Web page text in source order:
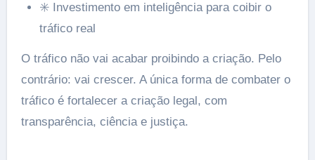
✳️ Investimento em inteligência para coibir o
tráfico real
O tráfico não vai acabar proibindo a criação. Pelo
contrário: vai crescer. A única forma de combater o
tráfico é fortalecer a criação legal, com
transparência, ciência e justiça.